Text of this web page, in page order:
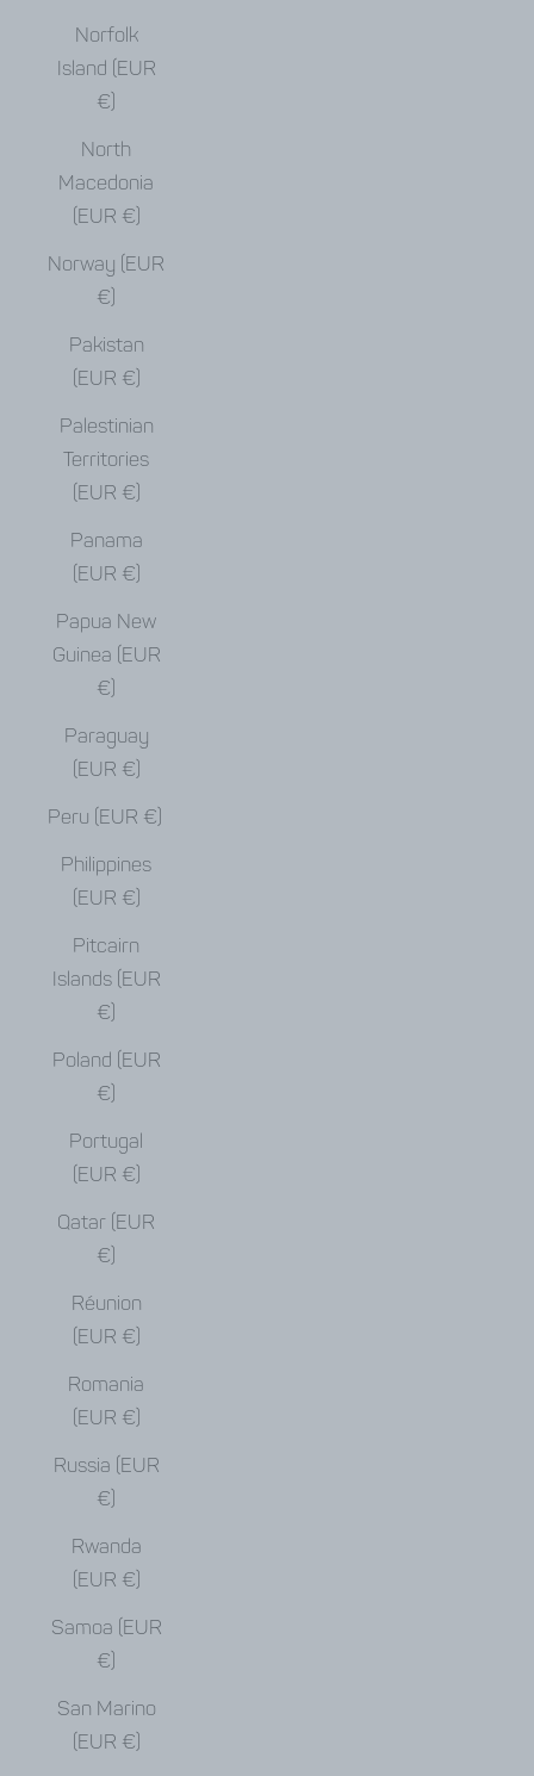
Norfolk
Island (EUR
€)
North
Macedonia
(EUR €)
Norway (EUR
€)
Pakistan
(EUR €)
Palestinian
Territories
(EUR €)
Panama
(EUR €)
Papua New
Guinea (EUR
€)
Paraguay
(EUR €)
Peru (EUR €)
Philippines
(EUR €)
Pitcairn
Islands (EUR
€)
Poland (EUR
€)
Portugal
(EUR €)
Qatar (EUR
€)
Réunion
(EUR €)
Romania
(EUR €)
Russia (EUR
€)
Rwanda
(EUR €)
Samoa (EUR
€)
San Marino
(EUR €)